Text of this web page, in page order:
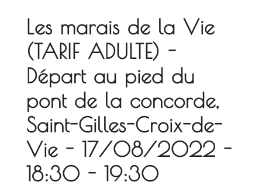
Les marais de la Vie
(TARIF ADULTE) -
Départ au pied du
pont de la concorde,
Saint-Gilles-Croix-de-
Vie - 17/08/2022 -
18:30 - 19:30